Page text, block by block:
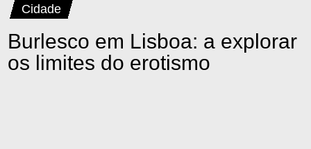
Burlesco em Lisboa: a explorar
os limites do erotismo
Cidade